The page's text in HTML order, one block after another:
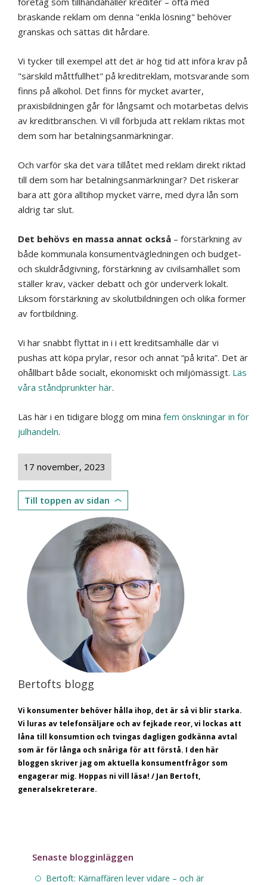
braskande reklam om denna "enkla lösning" behöver
granskas och sättas dit hårdare.
Vi tycker till exempel att det är hög tid att införa krav på
"särskild måttfullhet" på kreditreklam, motsvarande som
finns på alkohol. Det finns för mycket avarter,
praxisbildningen går för långsamt och motarbetas delvis
av kreditbranschen. Vi vill förbjuda att reklam riktas mot
dem som har betalningsanmärkningar.
Och varför ska det vara tillåtet med reklam direkt riktad
till dem som har betalningsanmärkningar? Det riskerar
bara att göra alltihop mycket värre, med dyra lån som
aldrig tar slut.
Det behövs en massa annat också – förstärkning av
både kommunala konsumentvägledningen och budget-
och skuldrådgivning, förstärkning av civilsamhället som
ställer krav, väcker debatt och gör underverk lokalt.
Liksom förstärkning av skolutbildningen och olika former
av fortbildning.
Vi har snabbt flyttat in i i ett kreditsamhälle där vi
pushas att köpa prylar, resor och annat “på krita”. Det är
ohållbart både socialt, ekonomiskt och miljömässigt. Läs
våra ståndprunkter här.
Läs här i en tidigare blogg om mina fem önskningar in för
julhandeln.
17 november, 2023
Till toppen av sidan
Bertofts blogg
Vi konsumenter behöver hålla ihop, det är så vi blir starka.
Vi luras av telefonsäljare och av fejkade reor, vi lockas att
låna till konsumtion och tvingas dagligen godkänna avtal
som är för långa och snåriga för att förstå. I den här
bloggen skriver jag om aktuella konsumentfrågor som
engagerar mig. Hoppas ni vill läsa! / Jan Bertoft,
generalsekreterare.
Senaste blogginläggen
Bertoft: Kärnaffären lever vidare – och är